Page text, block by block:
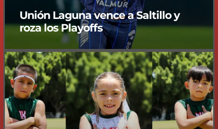
Unión Laguna vence a Saltillo y
roza los Playoffs